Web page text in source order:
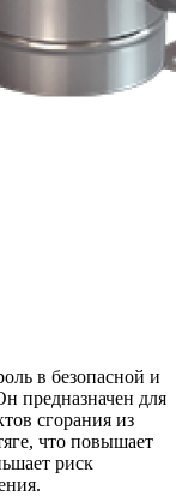
в безопасной и
предназначен для
сгорания из
что повышает
риск